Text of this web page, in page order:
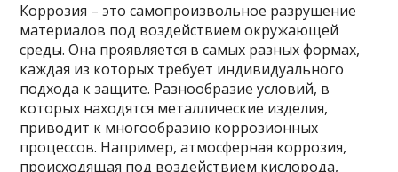
Коррозия – это самопроизвольное разрушение
материалов под воздействием окружающей
среды. Она проявляется в самых разных формах,
каждая из которых требует индивидуального
подхода к защите. Разнообразие условий, в
которых находятся металлические изделия,
приводит к многообразию коррозионных
процессов. Например, атмосферная коррозия,
происходящая под воздействием кислорода,